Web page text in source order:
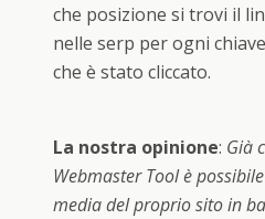
che posizione si trovi il
nelle serp per ogni
che è stato cliccato.
La nostra opinione: Già
Webmaster Tool è
media del proprio sito in